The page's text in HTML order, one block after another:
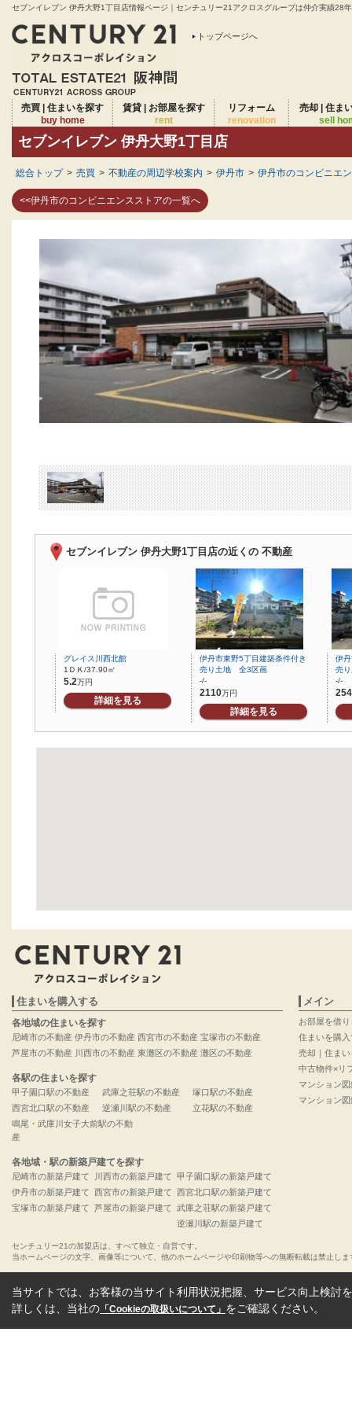
セブンイレブン 伊丹大野1丁目店情報ページ｜センチュリー21アクロスグループは仲介実績28
トップページへ
売買 | 住まいを探す
buy home
賃貸 | お部屋を探す
rent
リフォーム
renovation
売却 | 住ま
sell
セブンイレブン 伊丹大野1丁目店
総合トップ > 売買 > 不動産の周辺学校案内 > 伊丹市 > 伊丹市のコンビニエ
<<伊丹市のコンビニエンスストアの一覧へ
セブンイレブン 伊丹大野1丁目店の近くの 不動産
グレイス川西北館
1ＤＫ/37.90㎡
5.2万円
詳細を見る
伊丹市東野5丁目建築条件付き
売り土地 全3区画
-/-
2110万円
詳細を見る
伊
売
-/-
住まいを購入する
各地域の住まいを探す
尼崎市の不動産
芦屋市の不動産
伊丹市の不動産
川西市の不動産
西宮市の不動産
東灘区の不動産
宝塚市の不動産
灘区の不動産
各駅の住まいを探す
甲子園口駅の不動産
西宮北口駅の不動産
武庫之荘駅の不動産
逆瀬川駅の不動産
塚口駅の不動産
立花駅の不動産
鳴尾・武庫川女子大前駅の不動
産
各地域・駅の新築戸建てを探す
尼崎市の新築戸建て
伊丹市の新築戸建て
宝塚市の新築戸建て
川西市の新築戸建て
西宮市の新築戸建て
芦屋市の新築戸建て
甲子園口駅の新築戸建て
西宮北口駅の新築戸建て
武庫之荘駅の新築戸建て
逆瀬川駅の新築戸建て
メイン
お部屋を借り
住まいを購入
売却｜住ま
中古物件×リ
マンション
マンション
センチュリー21の加盟店は、すべて独立・自営です。
当ホームページの文字、画像等について、他のホームページや印刷物等への無断転載は禁止しま
当サイトでは、お客様の当サイト利用状況把握、サービス向上検討
詳しくは、当社の 「Cookieの取扱いについて」 をご確認ください。